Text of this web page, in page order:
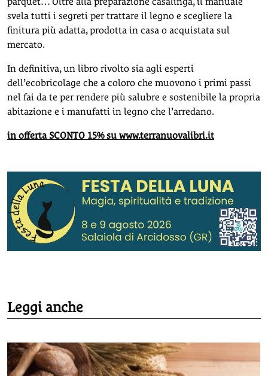
svela tutti i segreti per trattare il legno e scegliere la
finitura più adatta, prodotta in casa o acquistata sul
mercato.
In definitiva, un libro rivolto sia agli esperti
dell’ecobricolage che a coloro che muovono i primi passi
nel fai da te per rendere più salubre e sostenibile la propria
abitazione e i manufatti in legno che l’arredano.
in offerta SCONTO 15% su www.terranuovalibri.it
Leggi anche